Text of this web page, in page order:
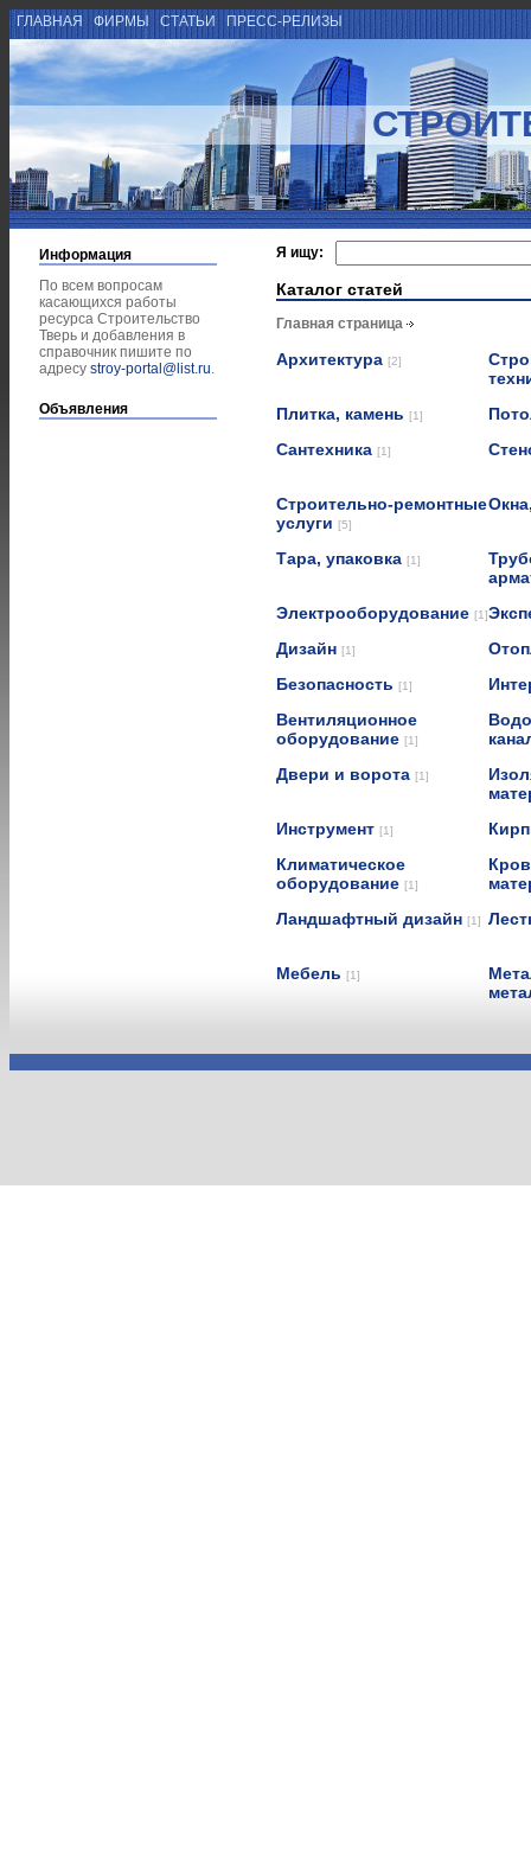
ГЛАВНАЯ ФИРМЫ СТАТЬИ ПРЕСС-РЕЛИЗЫ
Информация
По всем вопросам
касающихся работы
ресурса Строительство
Тверь и добавления в
справочник пишите по
адресу stroy-portal@list.ru.
Объявления
Я ищу:
Каталог статей
Главная страница
Архитектура [2]
Плитка, камень [1]
Сантехника [1]
Строительно-ремонтные
услуги [5]
Тара, упаковка [1]
Электрооборудование [1]
Дизайн [1]
Безопасность [1]
Вентиляционное
оборудование [1]
Двери и ворота [1]
Инструмент [1]
Климатическое
оборудование [1]
Ландшафтный дизайн [1]
Мебель [1]